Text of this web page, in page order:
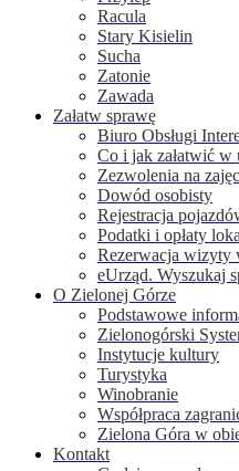
Racula
Stary Kisielin
Sucha
Zatonie
Zawada
Załatw sprawę
Biuro Obsługi
Co i jak załatwić w
Zezwolenia na
Dowód osobisty
Rejestracja
Podatki i opłaty
Rezerwacja wizyty
eUrząd. Wyszukaj
O Zielonej Górze
Podstawowe
Zielonogórski
Instytucje kultury
Turystyka
Winobranie
Współpraca
Zielona Góra w
Kontakt